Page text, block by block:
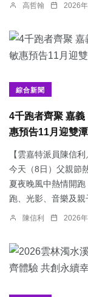
高哲翰 2026
綜合新聞
4千跑者齊聚 嘉
惠預告11月迎雙
【雲嘉特派員陳信
今天（8日）父親節
夏夜晚風中熱情開
跑、光影、音樂及親
陳信利 2026